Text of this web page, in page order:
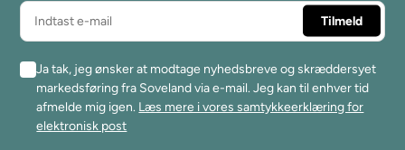
Ja tak, jeg ønsker at modtage nyhedsbreve og skræddersyet
markedsføring fra Soveland via e-mail. Jeg kan til enhver tid
afmelde mig igen. Læs mere i vores samtykkeerklæring for
elektronisk post